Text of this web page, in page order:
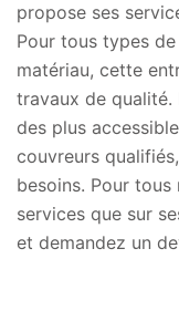
propose ses
Pour tous types
matériau, cette
travaux de qualité.
des plus
couvreurs
besoins. Pour tous
services que sur
et demandez un